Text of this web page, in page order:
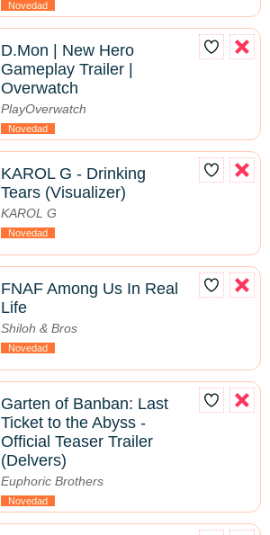
Novedad
D.Mon | New Hero
Gameplay Trailer |
Overwatch
PlayOverwatch
Novedad
KAROL G - Drinking
Tears (Visualizer)
KAROL G
Novedad
FNAF Among Us In Real
Life
Shiloh & Bros
Novedad
Garten of Banban: Last
Ticket to the Abyss -
Official Teaser Trailer
(Delvers)
Euphoric Brothers
Novedad